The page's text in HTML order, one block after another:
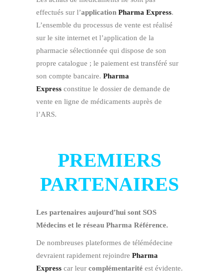
effectués sur l’application Pharma Express.
L’ensemble du processus de vente est réalisé
sur le site internet et l’application de la
pharmacie sélectionnée qui dispose de son
propre catalogue ; le paiement est transféré sur
son compte bancaire. Pharma
Express constitue le dossier de demande de
vente en ligne de médicaments auprès de
l’ARS.
PREMIERS
PARTENAIRES
Les partenaires aujourd’hui sont SOS
Médecins et le réseau Pharma Référence.
De nombreuses plateformes de télémédecine
devraient rapidement rejoindre Pharma
Express car leur complémentarité est évidente.